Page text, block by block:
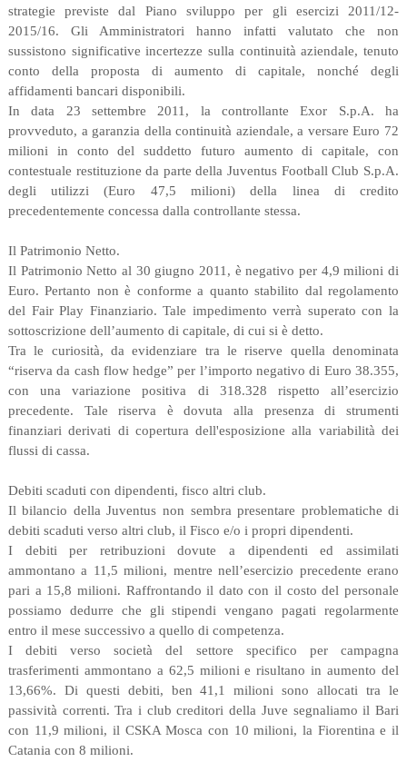
strategie previste dal Piano sviluppo per gli esercizi 2011/12-
2015/16. Gli Amministratori hanno infatti valutato che non
sussistono significative incertezze sulla continuità aziendale, tenuto
conto della proposta di aumento di capitale, nonché degli
affidamenti bancari disponibili.
In data 23 settembre 2011, la controllante Exor S.p.A. ha
provveduto, a garanzia della continuità aziendale, a versare Euro 72
milioni in conto del suddetto futuro aumento di capitale, con
contestuale restituzione da parte della Juventus Football Club S.p.A.
degli utilizzi (Euro 47,5 milioni) della linea di credito
precedentemente concessa dalla controllante stessa.
Il Patrimonio Netto.
Il Patrimonio Netto al 30 giugno 2011, è negativo per 4,9 milioni di
Euro. Pertanto non è conforme a quanto stabilito dal regolamento
del Fair Play Finanziario. Tale impedimento verrà superato con la
sottoscrizione dell’aumento di capitale, di cui si è detto.
Tra le curiosità, da evidenziare tra le riserve quella denominata
“riserva da cash flow hedge” per l’importo negativo di Euro 38.355,
con una variazione positiva di 318.328 rispetto all’esercizio
precedente. Tale riserva è dovuta alla presenza di strumenti
finanziari derivati di copertura dell'esposizione alla variabilità dei
flussi di cassa.
Debiti scaduti con dipendenti, fisco altri club.
Il bilancio della Juventus non sembra presentare problematiche di
debiti scaduti verso altri club, il Fisco e/o i propri dipendenti.
I debiti per retribuzioni dovute a dipendenti ed assimilati
ammontano a 11,5 milioni, mentre nell’esercizio precedente erano
pari a 15,8 milioni. Raffrontando il dato con il costo del personale
possiamo dedurre che gli stipendi vengano pagati regolarmente
entro il mese successivo a quello di competenza.
I debiti verso società del settore specifico per campagna
trasferimenti ammontano a 62,5 milioni e risultano in aumento del
13,66%. Di questi debiti, ben 41,1 milioni sono allocati tra le
passività correnti. Tra i club creditori della Juve segnaliamo il Bari
con 11,9 milioni, il CSKA Mosca con 10 milioni, la Fiorentina e il
Catania con 8 milioni.